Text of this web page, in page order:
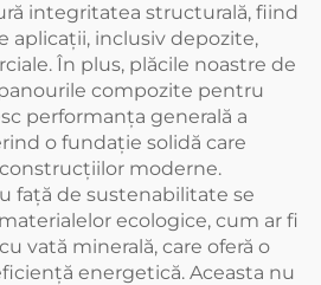
integritatea structurală, fiind
aplicații, inclusiv depozite,
În plus, plăcile noastre de
compozite pentru
performanța generală a
o fundație solidă care
moderne.
față de sustenabilitate se
ecologice, cum ar fi
vată minerală, care oferă o
energetică. Aceasta nu